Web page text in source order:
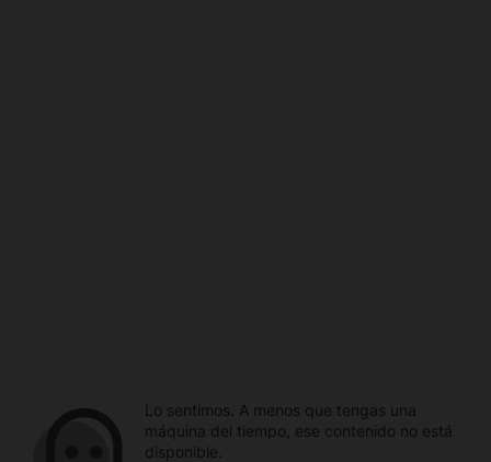
Lo sentimos. A menos que tengas una
máquina del tiempo, ese contenido no está
disponible.